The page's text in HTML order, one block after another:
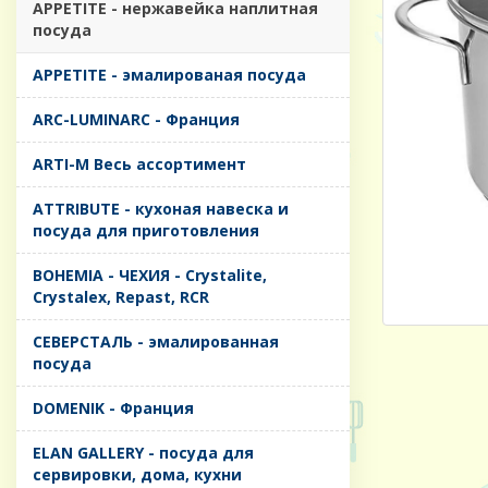
APPETITE - нержавейка наплитная
посуда
APPETITE - эмалированая посуда
ARC-LUMINARC - Франция
ARTI-M Весь ассортимент
ATTRIBUTE - кухоная навеска и
посуда для приготовления
BOHEMIA - ЧЕХИЯ - Crystalite,
Crystalex, Repast, RCR
CЕВЕРСТАЛЬ - эмалированная
посуда
DOMENIK - Франция
ELAN GALLERY - посуда для
сервировки, дома, кухни